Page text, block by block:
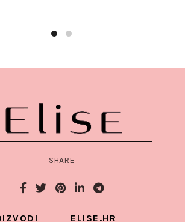
SHARE
ELISE.HR